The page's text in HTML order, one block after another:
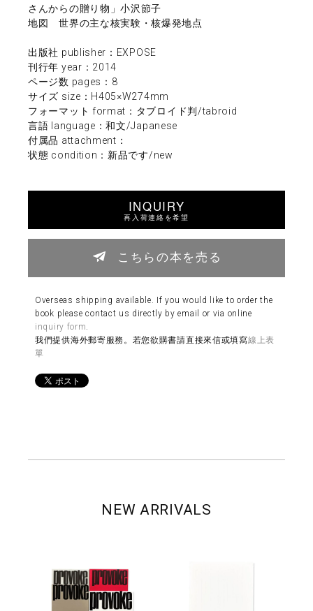
さんからの贈り物」小沢節子
地図 世界の主な核実験・核爆発地点
出版社 publisher：EXPOSE
刊行年 year：2014
ページ数 pages：8
サイズ size：H405×W274mm
フォーマット format：タブロイド判/tabroid
言語 language：和文/Japanese
付属品 attachment：
状態 condition：新品です/new
INQUIRY
再入荷連絡を希望
こちらの本を売る
Overseas shipping available. If you would like to order the
book please contact us directly by email or via online
inquiry form
我們提供海外郵寄服務。若您欲購書請直接來信或填寫線上表
單
NEW ARRIVALS